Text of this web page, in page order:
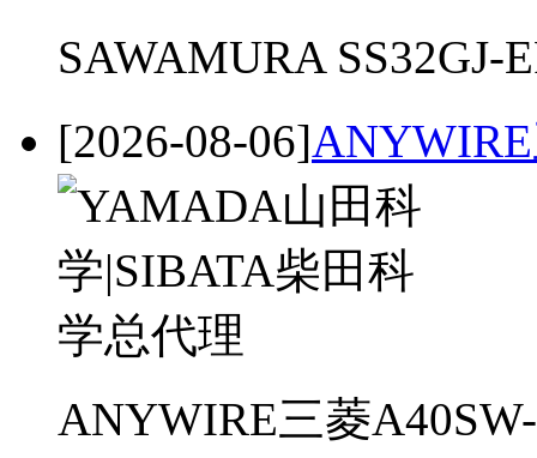
SAWAMURA SS32GJ-
[2026-08-06]
ANYWIRE三菱